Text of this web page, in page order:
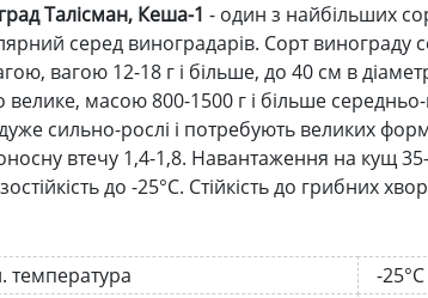
Талісман, Кеша-1 - один з найбільших
серед виноградарів. Сорт винограду
вагою 12-18 г і більше, до 40 см в
велике, масою 800-1500 г і більше
сильно-рослі і потребують великих
втечу 1,4-1,8. Навантаження на кущ
до -25°С. Стійкість до грибних
температура
-25°C